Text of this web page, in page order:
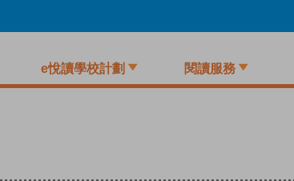
e悅讀學校計劃 閱讀服務